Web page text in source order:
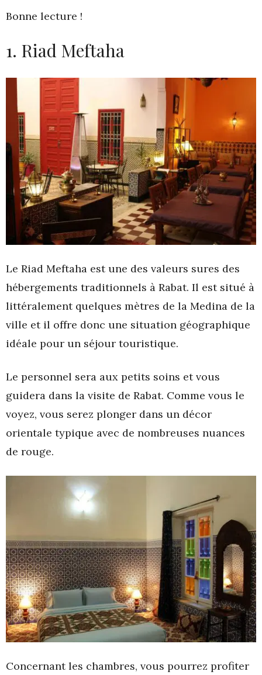
Bonne lecture !
1. Riad Meftaha
Le Riad Meftaha est une des valeurs sures des
hébergements traditionnels à Rabat. Il est situé à
littéralement quelques mètres de la Medina de la
ville et il offre donc une situation géographique
idéale pour un séjour touristique.
Le personnel sera aux petits soins et vous
guidera dans la visite de Rabat. Comme vous le
voyez, vous serez plonger dans un décor
orientale typique avec de nombreuses nuances
de rouge.
Concernant les chambres, vous pourrez profiter